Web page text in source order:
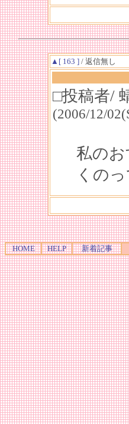
▲[ 163 ]/ 返信無し
□投稿者/
(2006/12/
私の
くの
HOME HELP 新着記事